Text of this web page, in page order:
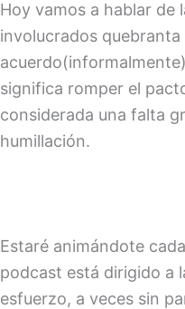
ENLACE
INCRUSTA
R
Hoy vamos a hablar de
involucrados
significa romper el
considerada una falta
humillación.
Estaré animándote
podcast está dirigido a
esfuerzo, a veces sin